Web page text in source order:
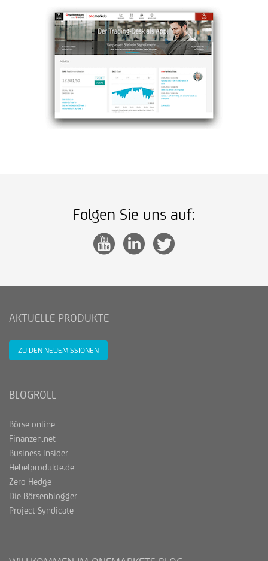
Folgen Sie uns auf:
AKTUELLE PRODUKTE
ZU DEN NEUEMISSIONEN
BLOGROLL
Börse online
Finanzen.net
Business Insider
Hebelprodukte.de
Zero Hedge
Die Börsenblogger
Project Syndicate